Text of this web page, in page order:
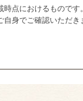
点におけるもので
身でご確認いただき